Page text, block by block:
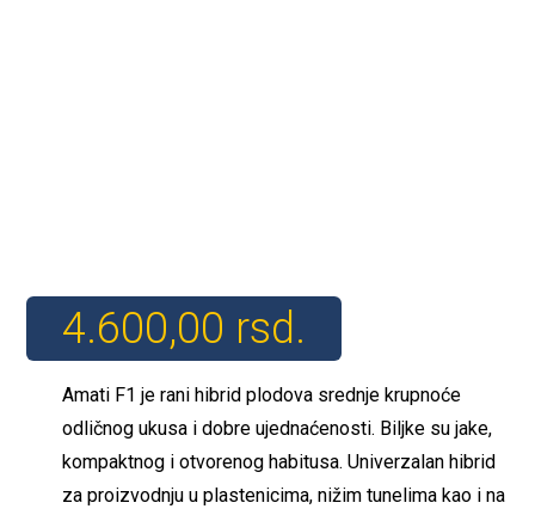
4.600,00 rsd.
Amati F1 je rani hibrid plodova srednje krupnoće
odličnog ukusa i dobre ujednaćenosti. Biljke su jake,
kompaktnog i otvorenog habitusa. Univerzalan hibrid
za proizvodnju u plastenicima, nižim tunelima kao i na